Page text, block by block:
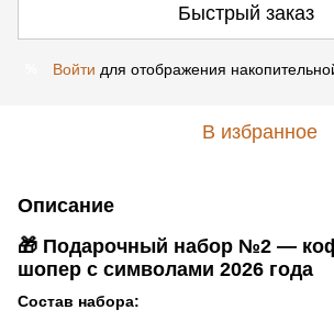
Быстрый заказ
Войти для отображения
В избранное
Описание
🎁 Подарочный набор №2 —
шопер с символами 2026 года
Состав набора: